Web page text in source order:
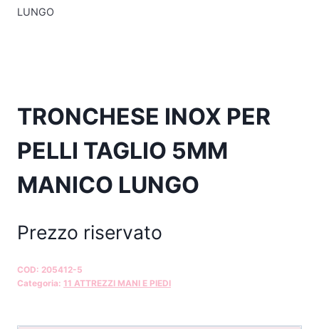
LUNGO
TRONCHESE INOX PER
PELLI TAGLIO 5MM
MANICO LUNGO
Prezzo riservato
COD: 205412-5
Categoria: 11 ATTREZZI MANI E PIEDI